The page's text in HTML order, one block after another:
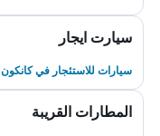
سيارت ايجار
سيارات للاستئجار في كانكون
المطارات القريبة